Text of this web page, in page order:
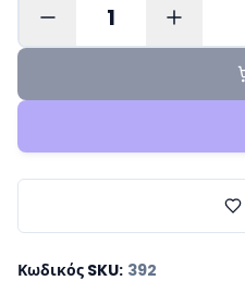
1
Κωδικός SKU: 392